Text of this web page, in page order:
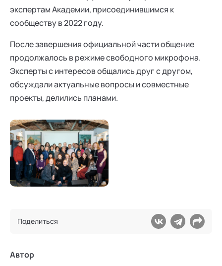
экспертам Академии, присоединившимся к
сообществу в 2022 году.
После завершения официальной части общение
продолжалось в режиме свободного микрофона.
Эксперты с интересов общались друг с другом,
обсуждали актуальные вопросы и совместные
проекты, делились планами.
Поделиться
Автор